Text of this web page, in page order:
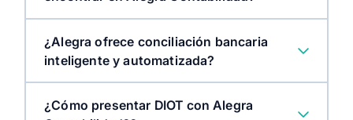
¿Alegra ofrece conciliación bancaria
inteligente y automatizada?
¿Cómo presentar DIOT con Alegra